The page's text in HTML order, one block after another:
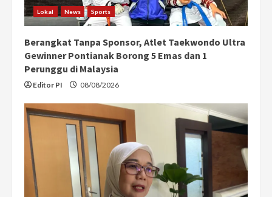
Lokal News Sports
Berangkat Tanpa Sponsor, Atlet Taekwondo Ultra
Gewinner Pontianak Borong 5 Emas dan 1
Perunggu di Malaysia
Editor PI 08/08/2026